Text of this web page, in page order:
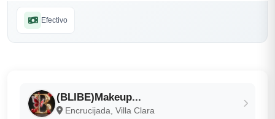
Efectivo
(BLIBE)Makeup...
Encrucijada, Villa Clara